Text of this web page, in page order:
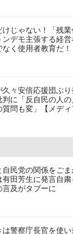
けじゃない！「残
ンデモ主張する経
なく使用者教育だ
久々安倍応援団ぶ
判に「反自民の人
問も変」【メディ
自民党の関係をご
田芳生に発言自
言及がタブーに
は警察庁長官を使い